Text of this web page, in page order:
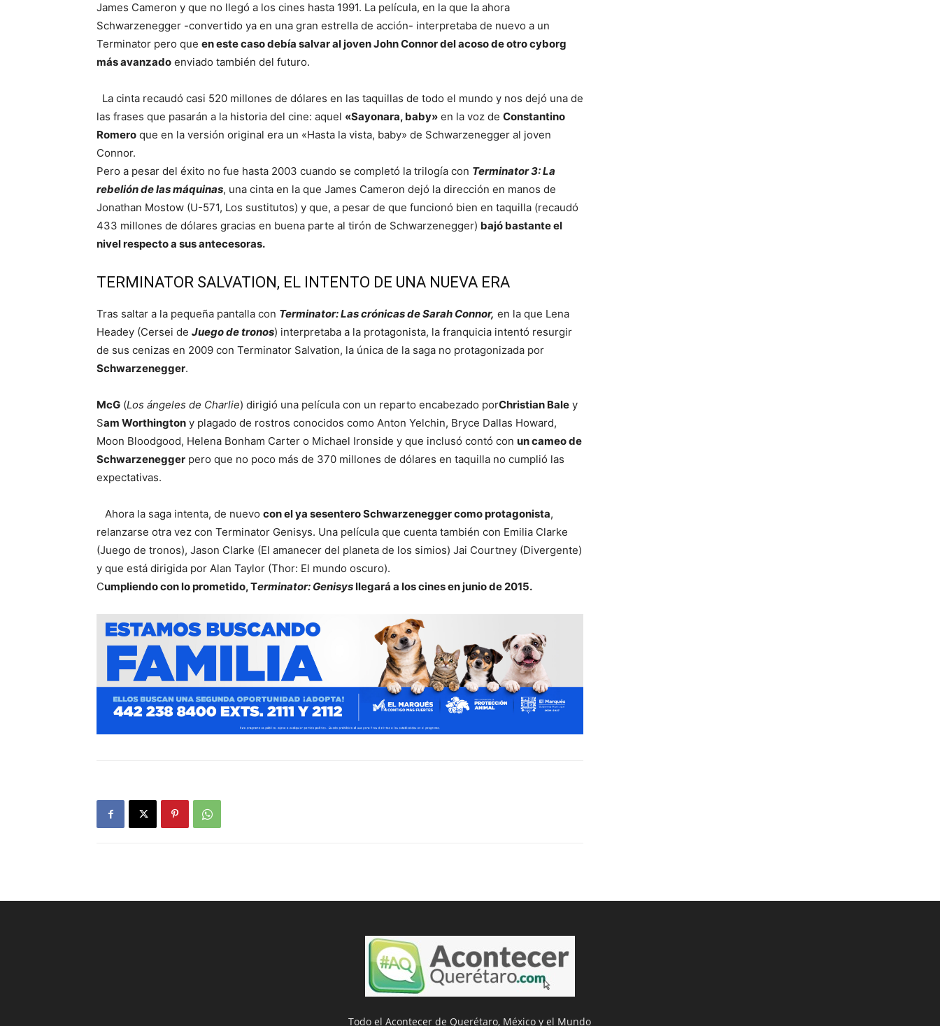
James Cameron y que no llegó a los cines hasta 1991. La película, en la que la ahora
Schwarzenegger -convertido ya en una gran estrella de acción- interpretaba de nuevo a un
Terminator pero que en este caso debía salvar al joven John Connor del acoso de otro cyborg
más avanzado enviado también del futuro.
La cinta recaudó casi 520 millones de dólares en las taquillas de todo el mundo y nos dejó una de
las frases que pasarán a la historia del cine: aquel «Sayonara, baby» en la voz de Constantino
Romero que en la versión original era un «Hasta la vista, baby» de Schwarzenegger al joven
Connor.
Pero a pesar del éxito no fue hasta 2003 cuando se completó la trilogía con Terminator 3: La
rebelión de las máquinas, una cinta en la que James Cameron dejó la dirección en manos de
Jonathan Mostow (U-571, Los sustitutos) y que, a pesar de que funcionó bien en taquilla (recaudó
433 millones de dólares gracias en buena parte al tirón de Schwarzenegger) bajó bastante el
nivel respecto a sus antecesoras.
TERMINATOR SALVATION, EL INTENTO DE UNA NUEVA ERA
Tras saltar a la pequeña pantalla con Terminator: Las crónicas de Sarah Connor, en la que Lena
Headey (Cersei de Juego de tronos) interpretaba a la protagonista, la franquicia intentó resurgir
de sus cenizas en 2009 con Terminator Salvation, la única de la saga no protagonizada por
Schwarzenegger.
McG (Los ángeles de Charlie) dirigió una película con un reparto encabezado porChristian Bale y
Sam Worthington y plagado de rostros conocidos como Anton Yelchin, Bryce Dallas Howard,
Moon Bloodgood, Helena Bonham Carter o Michael Ironside y que inclusó contó con un cameo de
Schwarzenegger pero que no poco más de 370 millones de dólares en taquilla no cumplió las
expectativas.
Ahora la saga intenta, de nuevo con el ya sesentero Schwarzenegger como protagonista,
relanzarse otra vez con Terminator Genisys. Una película que cuenta también con Emilia Clarke
(Juego de tronos), Jason Clarke (El amanecer del planeta de los simios) Jai Courtney (Divergente)
y que está dirigida por Alan Taylor (Thor: El mundo oscuro).
Cumpliendo con lo prometido, Terminator: Genisysllegará a los cines en junio de 2015.
Todo el Acontecer de Querétaro, México y el Mundo